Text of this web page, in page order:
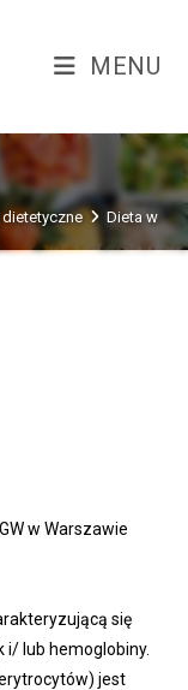
MENU
Dieta w
w Warszawie
się
lub hemoglobiny.
jest